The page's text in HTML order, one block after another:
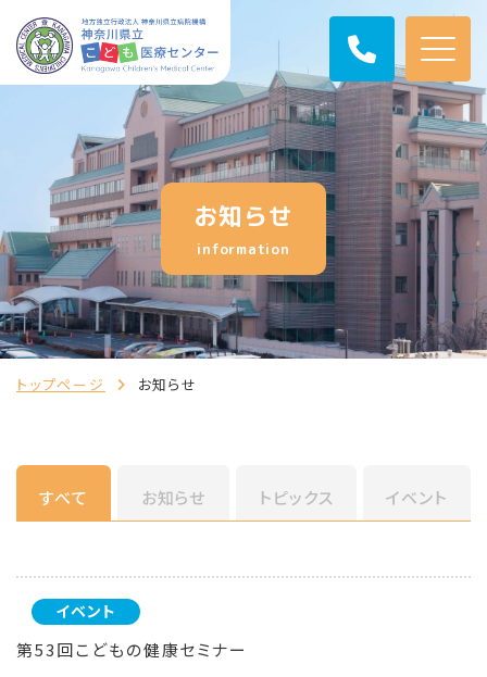
お知らせ
information
トップページ お知らせ
すべて お知らせ トピックス イベント
イベント
第53回こどもの健康セミナー